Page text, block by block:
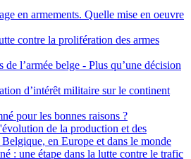
en armements. Quelle mise en oeuvre
contre la prolifération des armes
de l’armée belge - Plus qu’une décision
d’intérêt militaire sur le continent
pour les bonnes raisons ?
de la production et des
en Europe et dans le monde
: une étape dans la lutte contre le trafic